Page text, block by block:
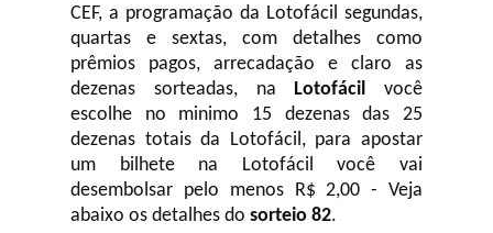
CEF, a programação da Lotofácil segundas,
quartas e sextas, com detalhes como
prêmios pagos, arrecadação e claro as
dezenas sorteadas, na Lotofácil você
escolhe no minimo 15 dezenas das 25
dezenas totais da Lotofácil, para apostar
um bilhete na Lotofácil você vai
desembolsar pelo menos R$ 2,00 - Veja
abaixo os detalhes do sorteio 82.